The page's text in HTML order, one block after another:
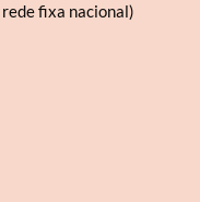
fixa nacional)